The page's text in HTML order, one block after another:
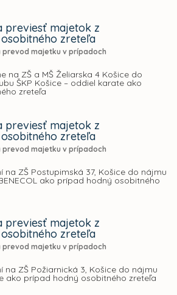
previesť majetok z
zreteľa
prevod majetku v prípadoch
na ZŠ a MŠ Želiarska 4 Košice do
ŠKP Košice – oddiel karate ako
zreteľa
previesť majetok z
zreteľa
prevod majetku v prípadoch
na ZŠ Postupimská 37, Košice do nájmu
ako prípad hodný osobitného
previesť majetok z
zreteľa
prevod majetku v prípadoch
na ZŠ Požiarnická 3, Košice do nájmu
ako prípad hodný osobitného zreteľa